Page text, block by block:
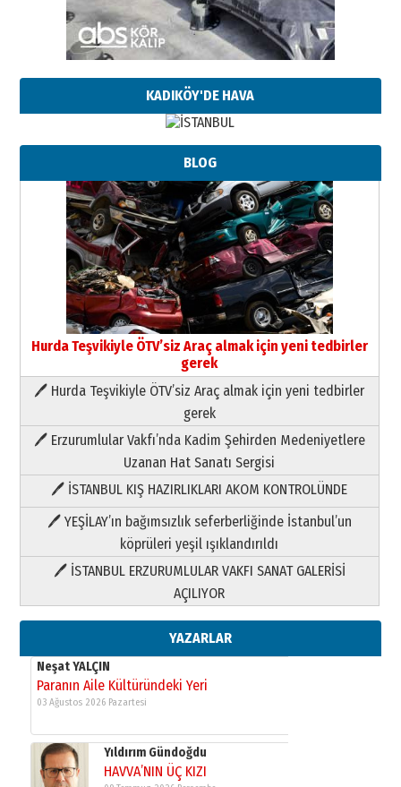
KADIKÖY'DE HAVA
BLOG
Hurda Teşvikiyle ÖTV’siz Araç almak için yeni tedbirler
gerek
🖊 Hurda Teşvikiyle ÖTV’siz Araç almak için yeni tedbirler
gerek
🖊 Erzurumlular Vakfı’nda Kadim Şehirden Medeniyetlere
Uzanan Hat Sanatı Sergisi
🖊 İSTANBUL KIŞ HAZIRLIKLARI AKOM KONTROLÜNDE
🖊 YEŞİLAY’ın bağımsızlık seferberliğinde İstanbul’un
köprüleri yeşil ışıklandırıldı
🖊 İSTANBUL ERZURUMLULAR VAKFI SANAT GALERİSİ
AÇILIYOR
YAZARLAR
Paranın Aile Kültüründeki Yeri
03 Ağustos 2026 Pazartesi
Yıldırım Gündoğdu
HAVVA’NIN ÜÇ KIZI
09 Temmuz 2026 Perşembe
Yusuf POLAT
Şampiyonluk Sebahattin Şirin’e
yazar
11 Mayıs 2026 Pazartesi
Neşat YALÇIN
Paranın Aile Kültüründeki Yeri
03 Ağustos 2026 Pazartesi
Yıldırım Gündoğdu
HAVVA’NIN ÜÇ KIZI